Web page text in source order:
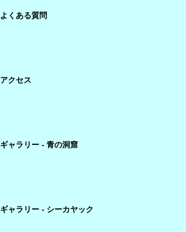
よくある質問
アクセス
ギャラリー - 青の洞窟
ギャラリー - シーカヤック